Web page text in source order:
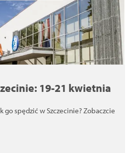
19-21 kwietnia
go spędzić w Szczecinie? Zobaczcie